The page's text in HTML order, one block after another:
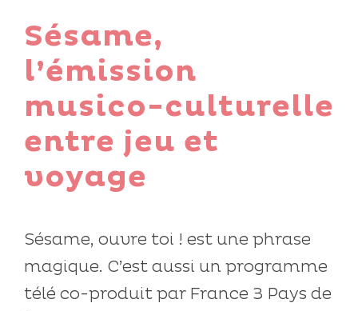
Sésame,
l’émission
musico-culturelle
entre jeu et
voyage
Sésame, ouvre toi ! est une phrase
magique. C’est aussi un programme
télé co-produit par France 3 Pays de